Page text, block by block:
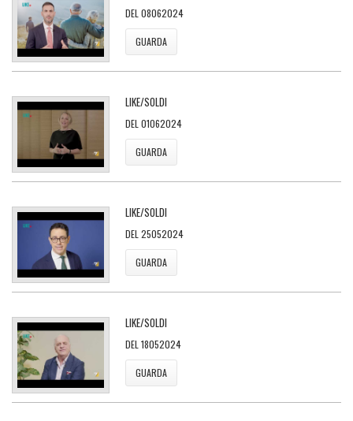
DEL 08062024
GUARDA
LIKE/SOLDI
DEL 01062024
GUARDA
LIKE/SOLDI
DEL 25052024
GUARDA
LIKE/SOLDI
DEL 18052024
GUARDA